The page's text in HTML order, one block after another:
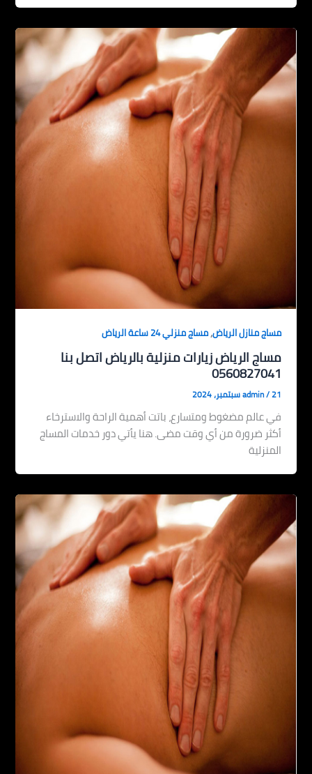
مساج منازل الرياض,مساج منزلي 24 ساعة الرياض
مساج الرياض زيارات منزلية بالرياض اتصل بنا
0560827041
admin/21 سبتمبر، 2024
في عالم مضغوط ومتسارع، باتت أهمية الراحة والاسترخاء
أكثر ضرورة من أي وقت مضى. هنا يأتي دور خدمات المساج
المنزلية